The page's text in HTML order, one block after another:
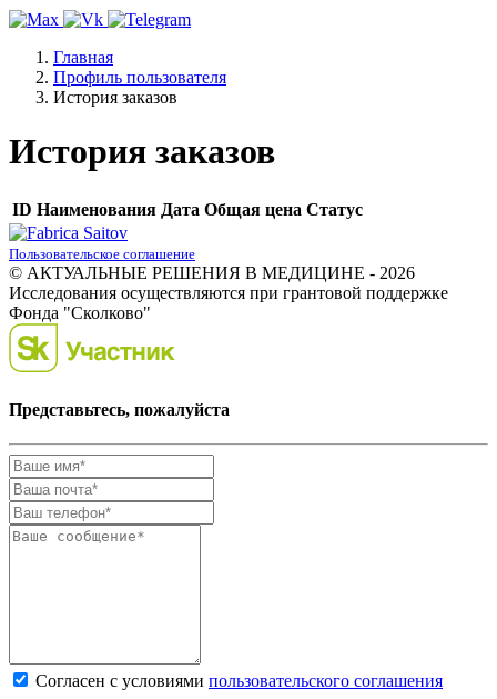
Главная
Профиль пользователя
История заказов
История заказов
ID Наименования Дата Общая цена Статус
Пользовательское соглашение
© АКТУАЛЬНЫЕ РЕШЕНИЯ В МЕДИЦИНЕ - 2026
Исследования осуществляются при грантовой поддержке
Фонда "Сколково"
Представьтесь, пожалуйста
Согласен с условиями пользовательского соглашения